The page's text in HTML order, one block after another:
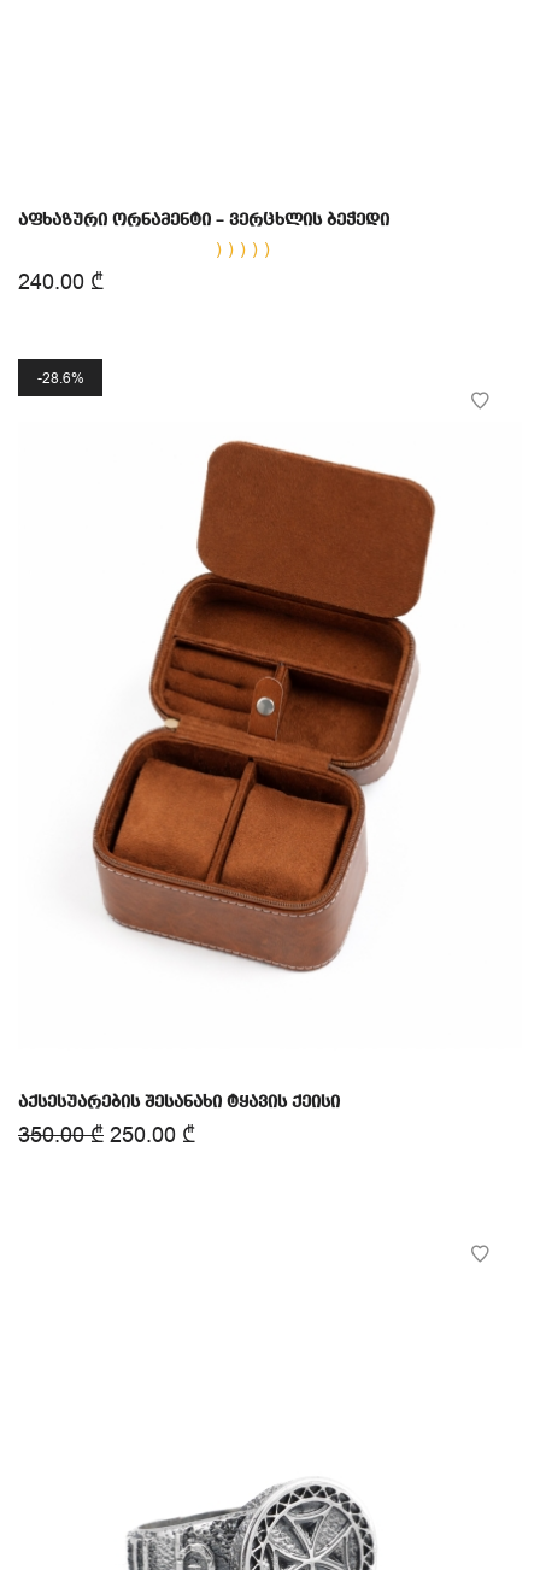
აფხაზური ორნამენტი – ვერცხლის ბეჭედი
240.00 ₾
28.6%
აქსესუარების შესანახი ტყავის ქეისი
350.00₾ 250.00 ₾